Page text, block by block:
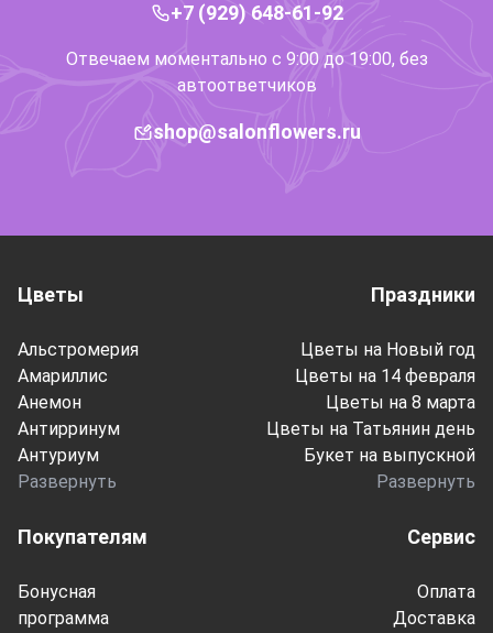
+7 (929) 648-61-92
Отвечаем моментально с 9:00 до 19:00, без
автоответчиков
shop@salonflowers.ru
Покупателям
Бонусная
программа
Сервис
Оплата
Доставка
Цветы
Альстромерия
Амариллис
Анемон
Антирринум
Антуриум
Развернуть
Праздники
Цветы на Новый год
Цветы на 14 февраля
Цветы на 8 марта
Цветы на Татьянин день
Букет на выпускной
Развернуть